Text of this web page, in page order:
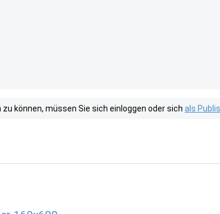
können, müssen Sie sich einloggen oder sich als